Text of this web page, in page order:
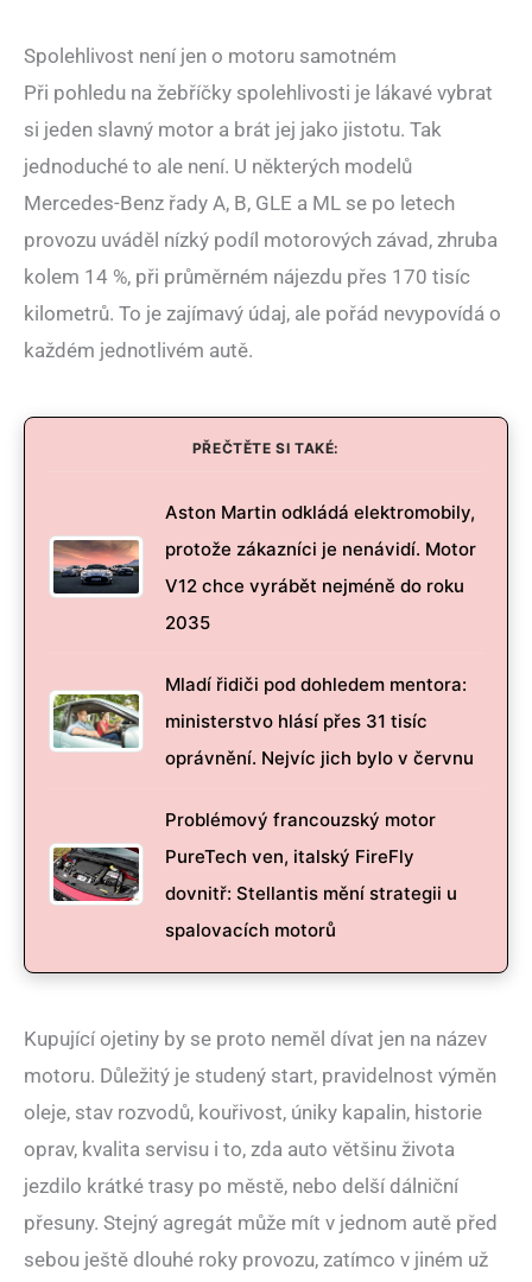
Spolehlivost není jen o motoru samotném
Při pohledu na žebříčky spolehlivosti je lákavé vybrat
si jeden slavný motor a brát jej jako jistotu. Tak
jednoduché to ale není. U některých modelů
Mercedes-Benz řady A, B, GLE a ML se po letech
provozu uváděl nízký podíl motorových závad, zhruba
kolem 14 %, při průměrném nájezdu přes 170 tisíc
kilometrů. To je zajímavý údaj, ale pořád nevypovídá o
každém jednotlivém autě.
PŘEČTĚTE SI TAKÉ:
Aston Martin odkládá elektromobily,
protože zákazníci je nenávidí. Motor
V12 chce vyrábět nejméně do roku
2035
Mladí řidiči pod dohledem mentora:
ministerstvo hlásí přes 31 tisíc
oprávnění. Nejvíc jich bylo v červnu
Problémový francouzský motor
PureTech ven, italský FireFly
dovnitř: Stellantis mění strategii u
spalovacích motorů
Kupující ojetiny by se proto neměl dívat jen na název
motoru. Důležitý je studený start, pravidelnost výměn
oleje, stav rozvodů, kouřivost, úniky kapalin, historie
oprav, kvalita servisu i to, zda auto většinu života
jezdilo krátké trasy po městě, nebo delší dálniční
přesuny. Stejný agregát může mít v jednom autě před
sebou ještě dlouhé roky provozu, zatímco v jiném už